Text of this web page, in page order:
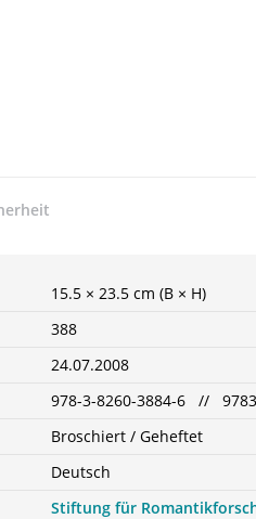
15.5 × 23.5 cm (B × H)
388
24.07.2008
978-3-8260-3884-6 //
Broschiert / Geheftet
Deutsch
Stiftung für